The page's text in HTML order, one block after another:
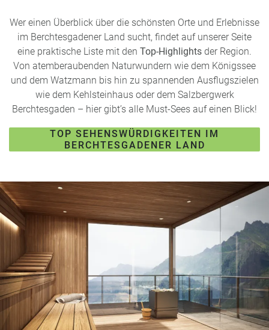
Wer einen Überblick über die schönsten Orte und Erlebnisse
im Berchtesgadener Land sucht, findet auf unserer Seite
eine praktische Liste mit den Top-Highlights der Region.
Von atemberaubenden Naturwundern wie dem Königssee
und dem Watzmann bis hin zu spannenden Ausflugszielen
wie dem Kehlsteinhaus oder dem Salzbergwerk
Berchtesgaden – hier gibt’s alle Must-Sees auf einen Blick!
TOP SEHENSWÜRDIGKEITEN IM
BERCHTESGADENER LAND